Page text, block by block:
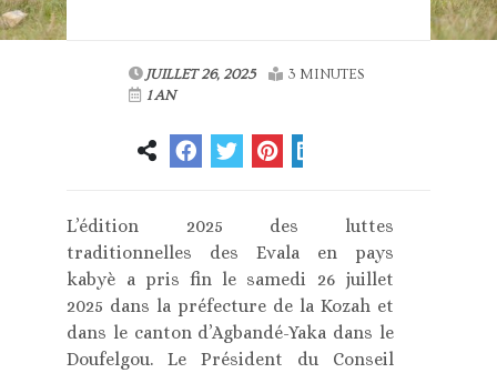
JUILLET 26, 2025
3 MINUTES
1 AN
L’édition 2025 des luttes
traditionnelles des Evala en pays
kabyè a pris fin le samedi 26 juillet
2025 dans la préfecture de la Kozah et
dans le canton d’Agbandé-Yaka dans le
Doufelgou. Le Président du Conseil